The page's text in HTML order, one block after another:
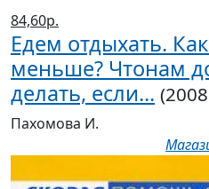
84,60р.
Едем отдыхать.
меньше? Чтонам
делать, если...
Пахомова И.